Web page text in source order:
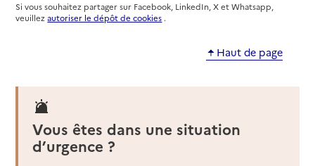
25400-Audincourt
Source des données : Finess n° 250005931
Si vous souhaitez partager sur Facebook, LinkedIn, X et Whatsapp,
veuillezautoriser le dépôt de cookies .
Haut de page
Vous êtes dans une situation
d’urgence ?